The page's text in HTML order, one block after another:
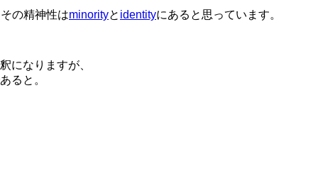
の精神性はminorityと identityにあると思っています。
になりますが、
ると。